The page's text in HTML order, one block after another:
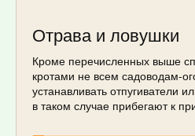
Отрава и ловушки
Кроме перечисленных выше
кротами не всем садоводам-
устанавливать отпугиватели
в таком случае прибегают к